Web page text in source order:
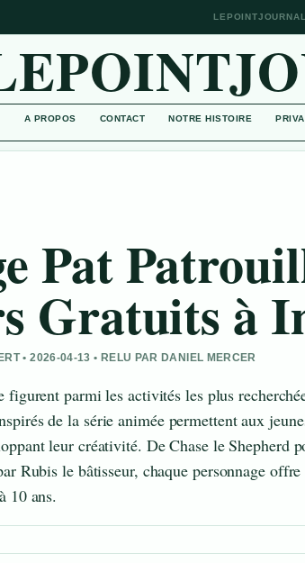
A PROPOS CONTACT NOTRE HISTOIRE
Pat
Gratuits à
• 2026-04-13 • RELU PAR DANIEL MERCER
parmi les activités les plus
de la série animée permettent aux
leur créativité. De Chase le Shepherd
Rubis le bâtisseur, chaque personnage
10 ans.